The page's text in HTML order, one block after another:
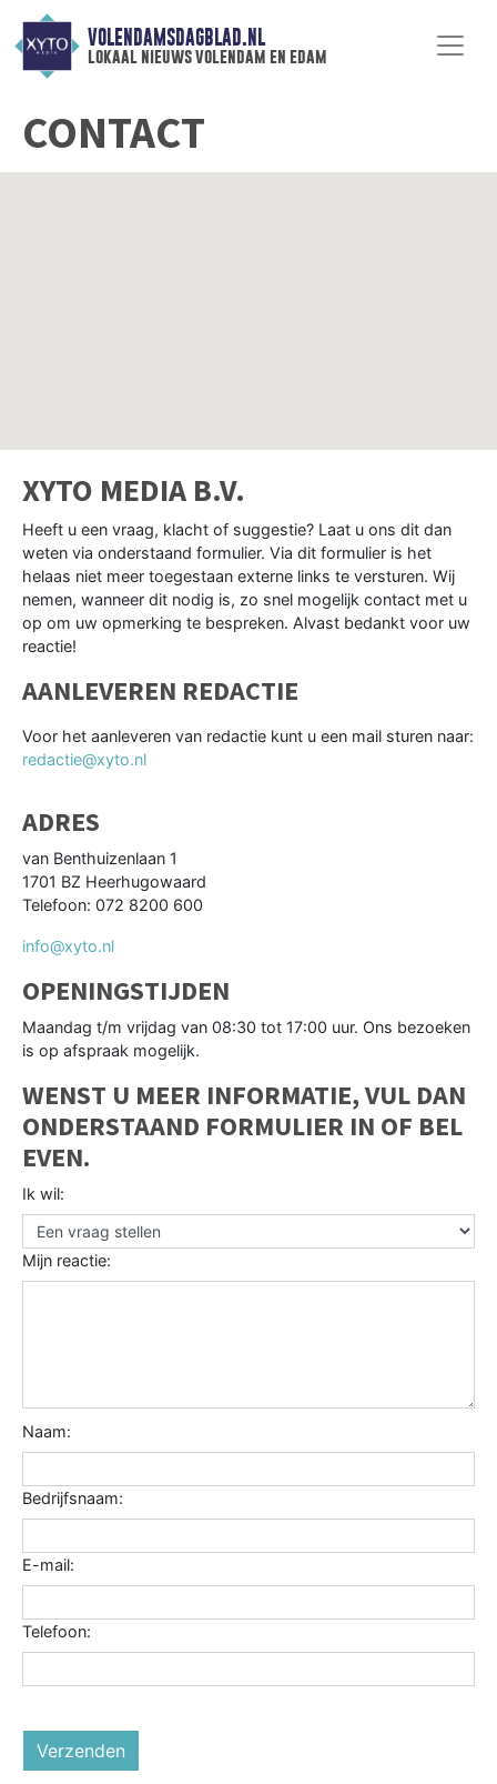
VOLENDAMSDAGBLAD.NL
lokaal nieuws volendam en edam
CONTACT
XYTO MEDIA B.V.
Heeft u een vraag, klacht of suggestie? Laat u ons dit dan
weten via onderstaand formulier. Via dit formulier is het
helaas niet meer toegestaan externe links te versturen. Wij
nemen, wanneer dit nodig is, zo snel mogelijk contact met u
op om uw opmerking te bespreken. Alvast bedankt voor uw
reactie!
AANLEVEREN REDACTIE
Voor het aanleveren van redactie kunt u een mail sturen naar:
redactie@xyto.nl
ADRES
van Benthuizenlaan 1
1701 BZ Heerhugowaard
Telefoon: 072 8200 600
info@xyto.nl
OPENINGSTIJDEN
Maandag t/m vrijdag van 08:30 tot 17:00 uur. Ons bezoeken
is op afspraak mogelijk.
WENST U MEER INFORMATIE, VUL DAN
ONDERSTAAND FORMULIER IN OF BEL
EVEN.
Ik wil:
Mijn reactie:
Naam:
Bedrijfsnaam:
E-mail:
Telefoon:
Verzenden